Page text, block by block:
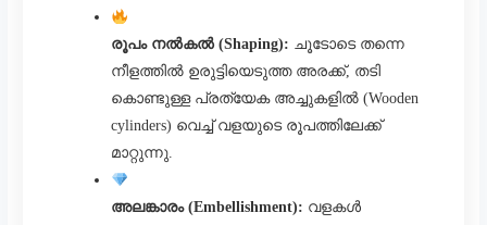
രൂപം നൽകൽ (Shaping): ചൂടോടെ തന്നെ
നീളത്തിൽ ഉരുട്ടിയെടുത്ത അരക്ക്, തടി
കൊണ്ടുള്ള പ്രത്യേക അച്ചുകളിൽ (Wooden
cylinders) വെച്ച് വളയുടെ രൂപത്തിലേക്ക്
മാറ്റുന്നു.
അലങ്കാരം (Embellishment): വളകൾ